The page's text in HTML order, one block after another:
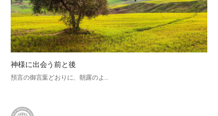
神様に出会う前と後
預言の御言葉どおりに、朝露のよ…